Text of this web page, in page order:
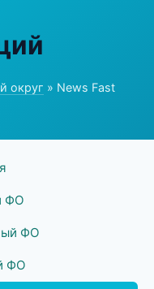
округ » News Fast
ФО
ФО
ФО